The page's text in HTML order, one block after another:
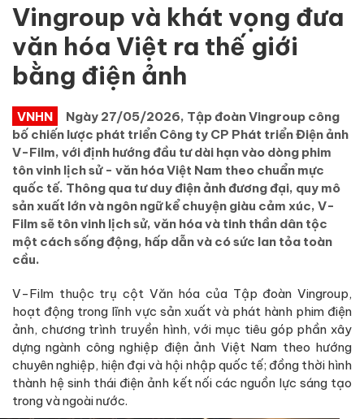
Vingroup và khát vọng đưa
văn hóa Việt ra thế giới
bằng điện ảnh
VNHN
Ngày 27/05/2026, Tập đoàn Vingroup công
bố chiến lược phát triển Công ty CP Phát triển Điện ảnh
V-Film, với định hướng đầu tư dài hạn vào dòng phim
tôn vinh lịch sử - văn hóa Việt Nam theo chuẩn mực
quốc tế. Thông qua tư duy điện ảnh đương đại, quy mô
sản xuất lớn và ngôn ngữ kể chuyện giàu cảm xúc, V-
Film sẽ tôn vinh lịch sử, văn hóa và tinh thần dân tộc
một cách sống động, hấp dẫn và có sức lan tỏa toàn
cầu.
V-Film thuộc trụ cột Văn hóa của Tập đoàn Vingroup,
hoạt động trong lĩnh vực sản xuất và phát hành phim điện
ảnh, chương trình truyền hình, với mục tiêu góp phần xây
dựng ngành công nghiệp điện ảnh Việt Nam theo hướng
chuyên nghiệp, hiện đại và hội nhập quốc tế; đồng thời hình
thành hệ sinh thái điện ảnh kết nối các nguồn lực sáng tạo
trong và ngoài nước.